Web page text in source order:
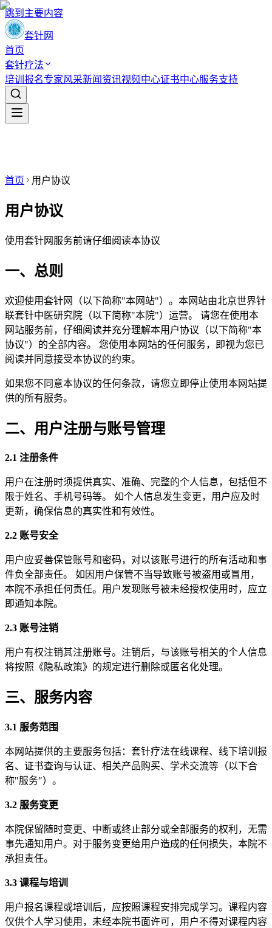
跳到主要内容
套针网
首页
套针疗法
培训报名专家风采新闻资讯视频中心证书中心服务支持
首页 用户协议
用户协议
使用套针网服务前请仔细阅读本协议
一、总则
欢迎使用套针网（以下简称"本网站"）。本网站由北京世界针
联套针中医研究院（以下简称"本院"）运营。 请您在使用本
网站服务前，仔细阅读并充分理解本用户协议（以下简称"本
协议"）的全部内容。 您使用本网站的任何服务，即视为您已
阅读并同意接受本协议的约束。
如果您不同意本协议的任何条款，请您立即停止使用本网站提
供的所有服务。
二、用户注册与账号管理
2.1 注册条件
用户在注册时须提供真实、准确、完整的个人信息，包括但不
限于姓名、手机号码等。 如个人信息发生变更，用户应及时
更新，确保信息的真实性和有效性。
2.2 账号安全
用户应妥善保管账号和密码，对以该账号进行的所有活动和事
件负全部责任。 如因用户保管不当导致账号被盗用或冒用，
本院不承担任何责任。用户发现账号被未经授权使用时，应立
即通知本院。
2.3 账号注销
用户有权注销其注册账号。注销后，与该账号相关的个人信息
将按照《隐私政策》的规定进行删除或匿名化处理。
三、服务内容
3.1 服务范围
本网站提供的主要服务包括：套针疗法在线课程、线下培训报
名、证书查询与认证、相关产品购买、学术交流等（以下合
称"服务"）。
3.2 服务变更
本院保留随时变更、中断或终止部分或全部服务的权利，无需
事先通知用户。对于服务变更给用户造成的任何损失，本院不
承担责任。
3.3 课程与培训
用户报名课程或培训后，应按照课程安排完成学习。课程内容
仅供个人学习使用，未经本院书面许可，用户不得对课程内容